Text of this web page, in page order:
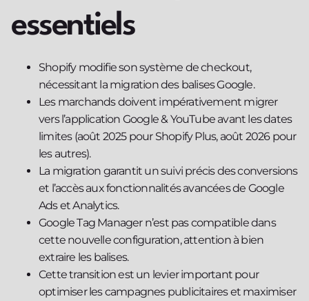
essentiels
Shopify modifie son système de checkout,
nécessitant la migration des balises Google.
Les marchands doivent impérativement migrer
vers l’application Google & YouTube avant les dates
limites (août 2025 pour Shopify Plus, août 2026 pour
les autres).
La migration garantit un suivi précis des conversions
et l’accès aux fonctionnalités avancées de Google
Ads et Analytics.
Google Tag Manager n’est pas compatible dans
cette nouvelle configuration, attention à bien
extraire les balises.
Cette transition est un levier important pour
optimiser les campagnes publicitaires et maximiser